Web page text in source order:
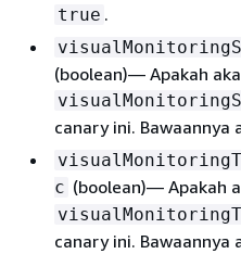
true .
(boolean)— Apakah
canary ini. Bawaannya
c (boolean)— Apakah
canary ini. Bawaannya